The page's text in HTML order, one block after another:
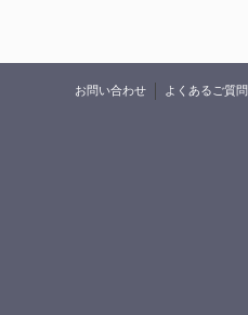
お問い合わせ よくあるご質問